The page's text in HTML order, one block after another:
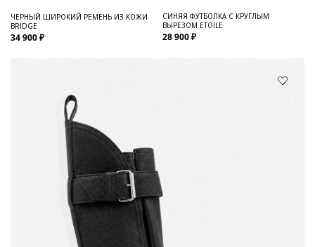
ЧЕРНЫЙ ШИРОКИЙ РЕМЕНЬ ИЗ КОЖИ
BRIDGE
34 900 ₽
СИНЯЯ ФУТБОЛКА С КРУГЛЫМ
ВЫРЕЗОМ ETOILE
28 900 ₽